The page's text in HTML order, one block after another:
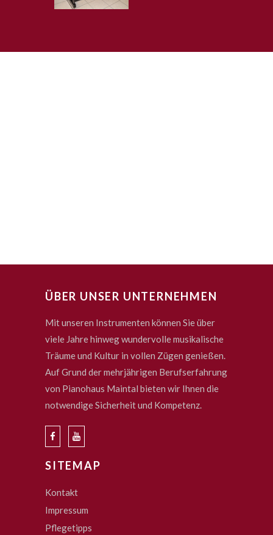
ÜBER UNSER UNTERNEHMEN
Mit unseren Instrumenten können Sie über
viele Jahre hinweg wundervolle musikalische
Träume und Kultur in vollen Zügen genießen.
Auf Grund der mehrjährigen Berufserfahrung
von Pianohaus Maintal bieten wir Ihnen die
notwendige Sicherheit und Kompetenz.
SITEMAP
Kontakt
Impressum
Pflegetipps